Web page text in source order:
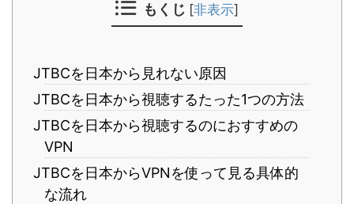
もくじ [非表示]
JTBCを日本から見れない原因
JTBCを日本から視聴するたった1つの方法
JTBCを日本から視聴するのにおすすめの
VPN
JTBCを日本からVPNを使って見る具体的
な流れ